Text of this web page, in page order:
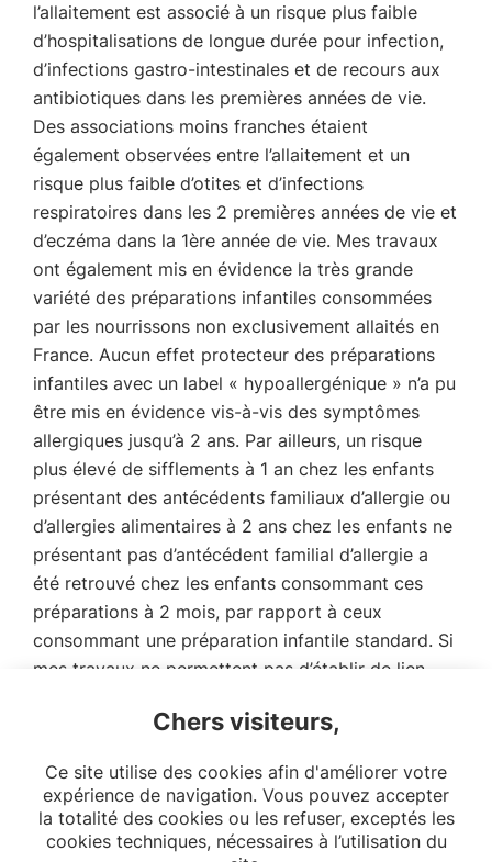
l’allaitement est associé à un risque plus faible
d’hospitalisations de longue durée pour infection,
d’infections gastro-intestinales et de recours aux
antibiotiques dans les premières années de vie.
Des associations moins franches étaient
également observées entre l’allaitement et un
risque plus faible d’otites et d’infections
respiratoires dans les 2 premières années de vie et
d’eczéma dans la 1ère année de vie. Mes travaux
ont également mis en évidence la très grande
variété des préparations infantiles consommées
par les nourrissons non exclusivement allaités en
France. Aucun effet protecteur des préparations
infantiles avec un label « hypoallergénique » n’a pu
être mis en évidence vis-à-vis des symptômes
allergiques jusqu’à 2 ans. Par ailleurs, un risque
plus élevé de sifflements à 1 an chez les enfants
présentant des antécédents familiaux d’allergie ou
d’allergies alimentaires à 2 ans chez les enfants ne
présentant pas d’antécédent familial d’allergie a
été retrouvé chez les enfants consommant ces
préparations à 2 mois, par rapport à ceux
consommant une préparation infantile standard. Si
mes travaux ne permettent pas d’établir de lien
nouveaux essais randomisés sur des échantillons
impacts santé de ces préparations infantiles.
Chers visiteurs,
Ce site utilise des cookies afin d'améliorer votre
expérience de navigation. Vous pouvez accepter
la totalité des cookies ou les refuser, exceptés les
cookies techniques, nécessaires à l’utilisation du